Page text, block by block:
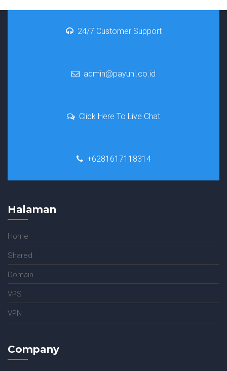
24/7 Customer Support
admin@payuni.co.id
Click Here To Live Chat
+6281617118314
Halaman
Home
Shared
Domain
VPS
VPN
Company